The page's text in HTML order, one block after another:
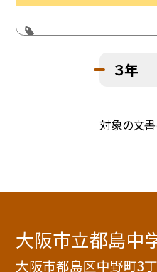
３年
対象の文
大阪市立都島中
大阪市都島区中野町3